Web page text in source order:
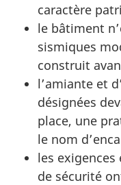
caractère
le bâtiment
sismiques
construit
l’amiante et
désignées
place, une
le nom
les
de sécurité